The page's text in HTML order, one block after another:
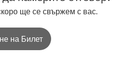
ще се свържем с вас.
на Билет